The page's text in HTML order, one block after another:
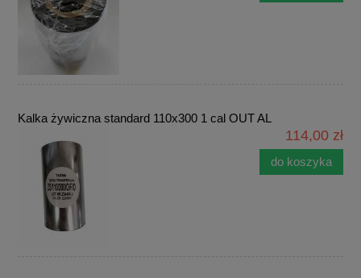
Kalka żywiczna standard 110x300 1 cal OUT AL
114,00 zł
do koszyka